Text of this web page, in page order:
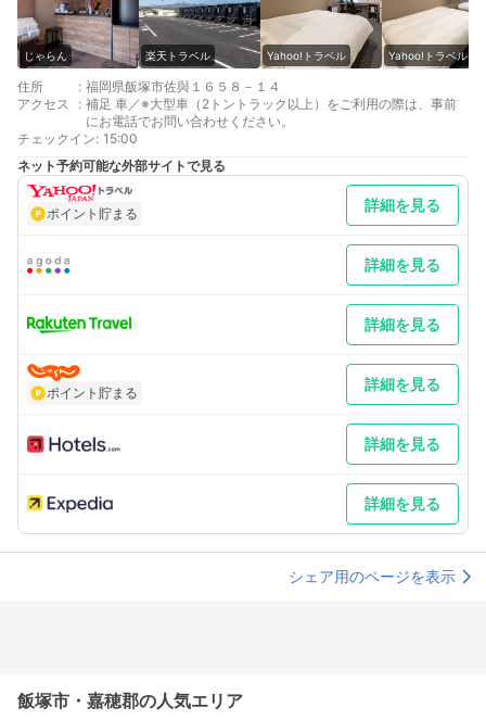
じゃらん 楽天トラベル Yahoo!トラベル Yahoo!トラベル
住所 : 福岡県飯塚市佐與１６５８－１４
アクセス
: 補足 車／※大型車（2トントラック以上）をご利用の際は、事前
にお電話でお問い合わせください。
チェックイン: 15:00
ネット予約可能な外部サイトで見る
ポイント貯まる 詳細を見る
詳細を見る
詳細を見る
ポイント貯まる 詳細を見る
詳細を見る
詳細を見る
シェア用のページを表示
飯塚市・嘉穂郡の人気エリア